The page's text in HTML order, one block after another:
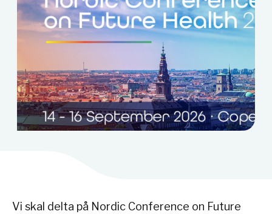
Vi skal delta på Nordic Conference on Future